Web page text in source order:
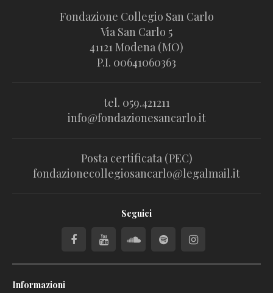
Fondazione Collegio San Carlo
Via San Carlo 5
41121 Modena (MO)
P.I. 00641060363
tel. 059.421211
info@fondazionesancarlo.it
Posta certificata (PEC)
fondazionecollegiosancarlo@legalmail.it
Seguici
Informazioni